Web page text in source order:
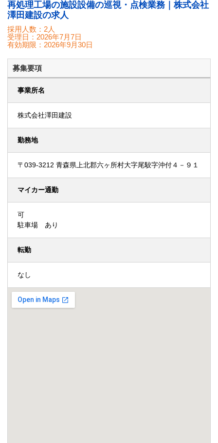
再処理工場の施設設備の巡視・点検業務｜株式会社
澤田建設の求人
採用人数：2人
受理日： 2026年7月7日
有効期限： 2026年9月30日
募集要項
事業所名
株式会社澤田建設
勤務地
〒039-3212 青森県上北郡六ヶ所村大字尾駮字沖付４－９１
マイカー通勤
可
駐車場 あり
転勤
なし